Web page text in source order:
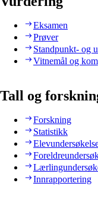
Eksamen
Prøver
Standpunkt- og
Vitnemål og
Tall og
Forskning
Statistikk
Innrapportering